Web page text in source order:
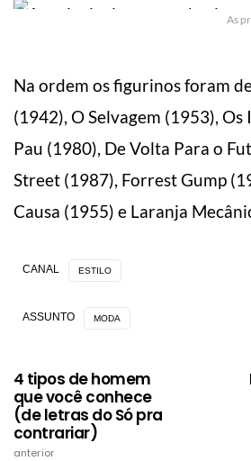
As
Na ordem os figurinos foram
(1942), O Selvagem (1953),
Pau (1980), De Volta Para o
Street (1987), Forrest Gump
Causa (1955) e Laranja
CANAL ESTILO
ASSUNTO MODA
4 tipos de homem
que você conhece
(de letras do Só pra
contrariar)
anterior